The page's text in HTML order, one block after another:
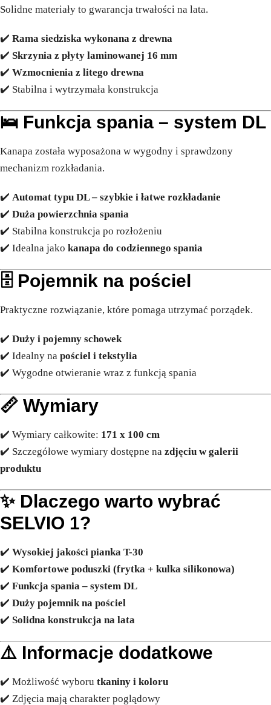
Solidne materiały to gwarancja trwałości na lata.
✔️ Rama siedziska wykonana z drewna
✔️ Skrzynia z płyty laminowanej 16 mm
✔️ Wzmocnienia z litego drewna
✔️ Stabilna i wytrzymała konstrukcja
🛌 Funkcja spania – system DL
Kanapa została wyposażona w wygodny i sprawdzony
mechanizm rozkładania.
✔️ Automat typu DL – szybkie i łatwe rozkładanie
✔️ Duża powierzchnia spania
✔️ Stabilna konstrukcja po rozłożeniu
✔️ Idealna jako kanapa do codziennego spania
🗄️ Pojemnik na pościel
Praktyczne rozwiązanie, które pomaga utrzymać porządek.
✔️ Duży i pojemny schowek
✔️ Idealny na pościel i tekstylia
✔️ Wygodne otwieranie wraz z funkcją spania
📏 Wymiary
✔️ Wymiary całkowite: 171 x 100 cm
✔️ Szczegółowe wymiary dostępne na zdjęciu w galerii
produktu
✨ Dlaczego warto wybrać
SELVIO 1?
✔️ Wysokiej jakości pianka T-30
✔️ Komfortowe poduszki (frytka + kulka silikonowa)
✔️ Funkcja spania – system DL
✔️ Duży pojemnik na pościel
✔️ Solidna konstrukcja na lata
⚠️ Informacje dodatkowe
✔️ Możliwość wyboru tkaniny i koloru
✔️ Zdjęcia mają charakter poglądowy